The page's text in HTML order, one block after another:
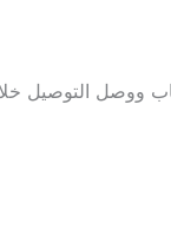
ووصل التوصيل